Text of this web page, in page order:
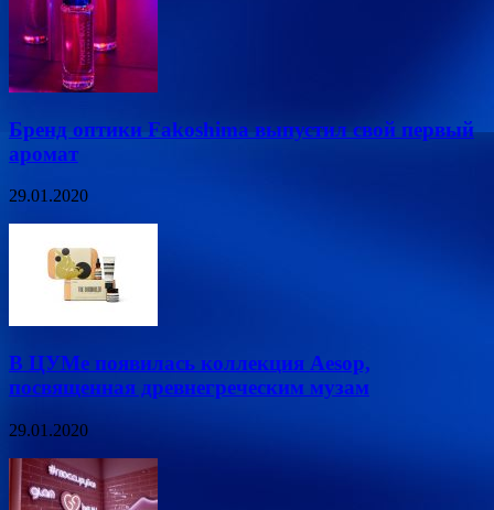
Бренд оптики Fakoshima выпустил свой первый
аромат
29.01.2020
В ЦУМе появилась коллекция Aesop,
посвященная древнегреческим музам
29.01.2020